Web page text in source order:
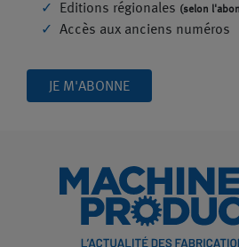
Editions régionales (selon
Accès aux anciens numéros
JE M'ABONNE